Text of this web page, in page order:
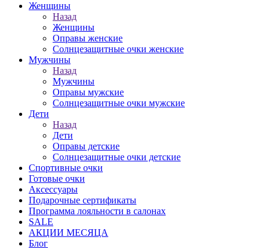
Женщины
Назад
Женщины
Оправы женские
Солнцезащитные очки женские
Мужчины
Назад
Мужчины
Оправы мужские
Солнцезащитные очки мужские
Дети
Назад
Дети
Оправы детские
Солнцезащитные очки детские
Спортивные очки
Готовые очки
Аксессуары
Подарочные сертификаты
Программа лояльности в салонах
SALE
АКЦИИ МЕСЯЦА
Блог